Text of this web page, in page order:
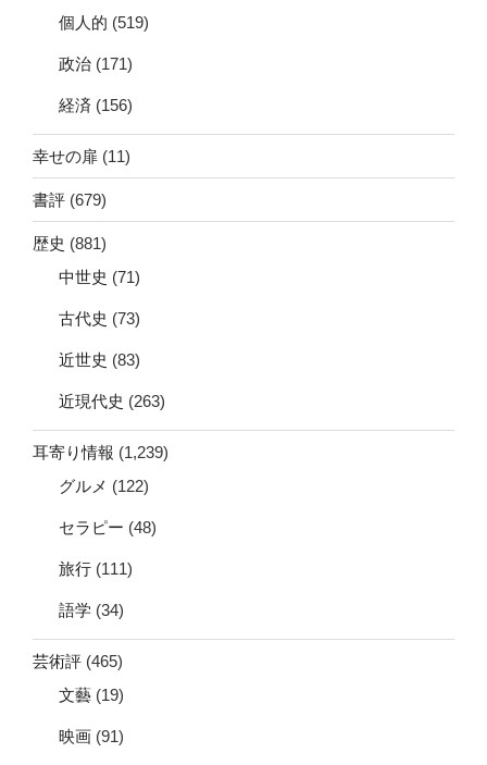
個人的 (519)
政治 (171)
経済 (156)
幸せの扉 (11)
書評 (679)
歴史 (881)
中世史 (71)
古代史 (73)
近世史 (83)
近現代史 (263)
耳寄り情報 (1,239)
グルメ (122)
セラピー (48)
旅行 (111)
語学 (34)
芸術評 (465)
文藝 (19)
映画 (91)